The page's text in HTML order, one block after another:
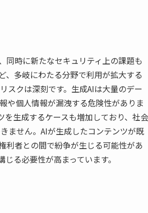
同時に新たなセキュリティ上の課題も
、多岐にわたる分野で利用が拡大する
スクは深刻です。生成AIは大量のデー
や個人情報が漏洩する危険性がありま
生成するケースも増加しており、社会
ません。AIが生成したコンテンツが既
利者との間で紛争が生じる可能性があ
る必要性が高まっています。